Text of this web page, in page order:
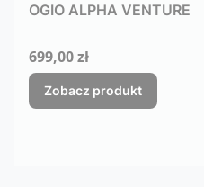
OGIO ALPHA VENTURE
Cena
699,00 zł
Zobacz produkt